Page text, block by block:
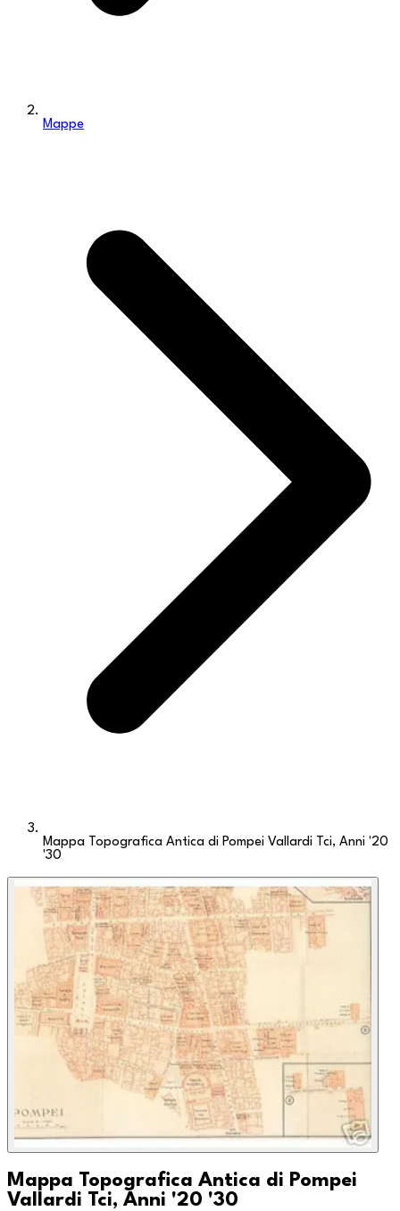
Mappe
Mappa Topografica Antica di Pompei Vallardi Tci, Anni '20
'30
Mappa Topografica Antica di Pompei
Vallardi Tci, Anni '20 '30